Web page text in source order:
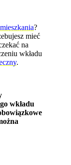
?
mieć
na
wkładu
.
wkładu